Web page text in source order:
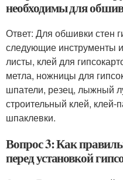
необходимы для
Ответ: Для обшивки стен
следующие инструменты
листы, клей для
метла, ножницы для
шпатели, резец, лыжный
строительный клей, клей-
шпаклевки.
Вопрос 3: Как
перед установкой